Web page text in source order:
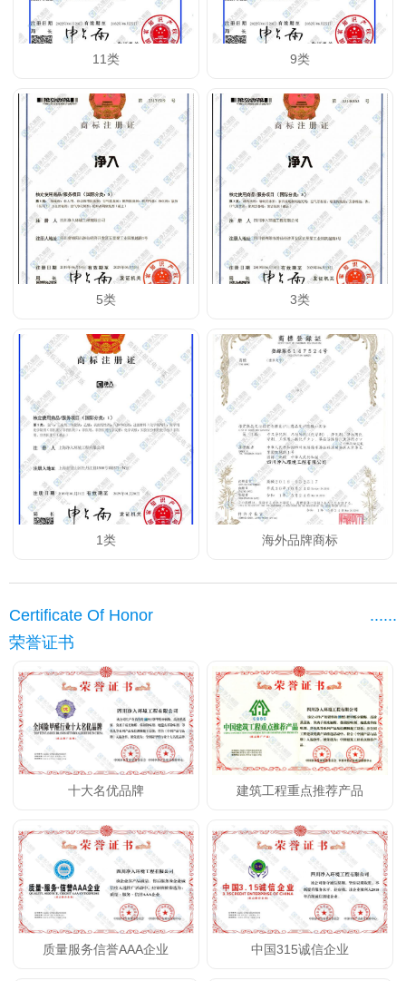
11类 9类
5类 3类
1类 海外品牌商标
Certificate Of Honor
......
荣誉证书
十大名优品牌 建筑工程重点推荐产品
质量服务信誉AAA企业 中国315诚信企业